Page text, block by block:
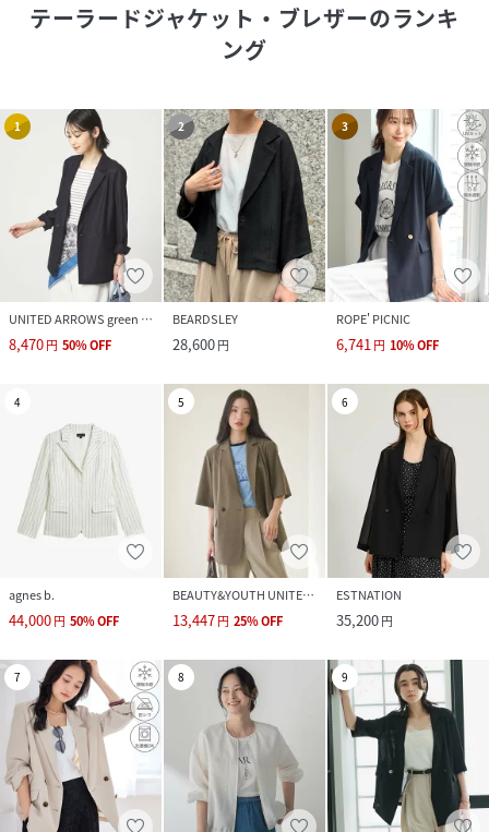
テーラードジャケット・ブレザーのランキ
ング
1
UNITED ARROWS green label relaxing
8,470円 50%OFF
2
BEARDSLEY
28,600円
3
ROPE' PICNIC
6,741円 10%OFF
4
agnes b.
44,000円 50%OFF
5
BEAUTY&YOUTH UNITED ARROWS
13,447円 25%OFF
6
ESTNATION
35,200円
7 8 9